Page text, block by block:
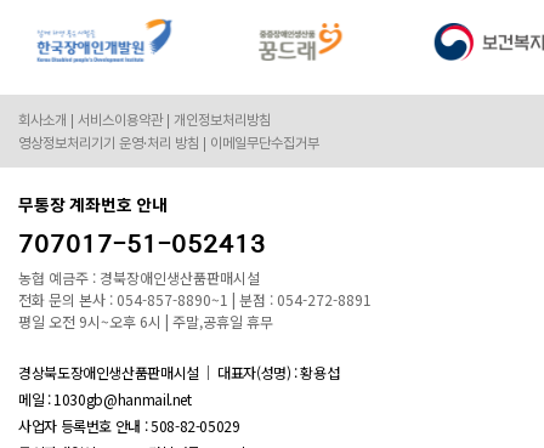
회사소개 서비스이용약관
개인정보처리방침
영상정보처리기기 운영·처리 방침
이메일무단수집거부
무통장 계좌번호 안내
707017-51-052413
농협 예금주 : 경북장애인생산품판매시설
전화 문의 본사 : 054-857-8890~1 | 분점 : 054-272-8891
평일 오전 9시~오후 6시 | 주말,공휴일 휴무
경상북도장애인생산품판매시설
대표자(성명) : 황용섭
메일 : 1030gb@hanmail.net
사업자 등록번호 안내 :508-82-05029